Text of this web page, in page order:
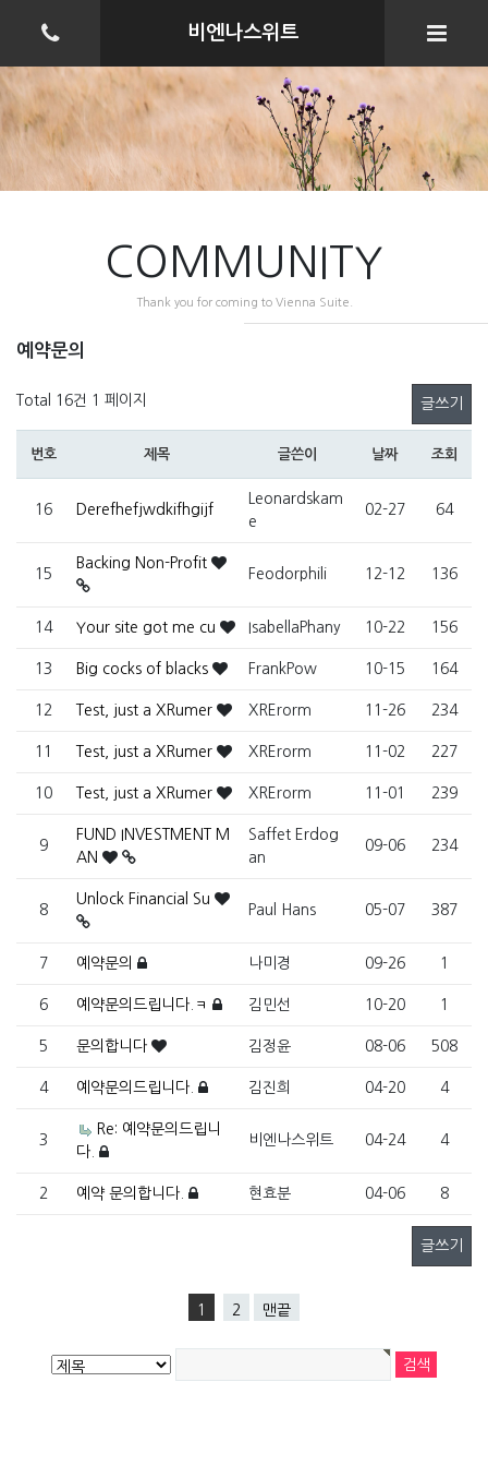
비엔나스위트
COMMUNITY
Thank you for coming to Vienna Suite.
예약문의
Total 16건 1 페이지 글쓰기
번호 제목 글쓴이 날짜 조회
16 Derefhefjwdkifhgijf
Leonardskam
e
02-27 64
15
Backing Non-Profit
Feodorphili 12-12 136
14 Your site got me cu IsabellaPhany 10-22 156
13 Big cocks of blacks FrankPow 10-15 164
12 Test, just a XRumer XRErorm 11-26 234
11 Test, just a XRumer XRErorm 11-02 227
10 Test, just a XRumer XRErorm 11-01 239
9
FUND INVESTMENT M
AN
Saffet Erdog
an
09-06 234
8
Unlock Financial Su
Paul Hans 05-07 387
7 예약문의 나미경 09-26 1
6 예약문의드립니다.ㅋ 김민선 10-20 1
5 문의합니다 김정윤 08-06 508
4 예약문의드립니다. 김진희 04-20 4
3
Re: 예약문의드립니
다.
비엔나스위트 04-24 4
2 예약 문의합니다. 현효분 04-06 8
글쓰기
1 2 맨끝